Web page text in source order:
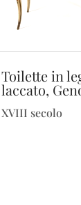
Toilette in
laccato,
XVIII secolo